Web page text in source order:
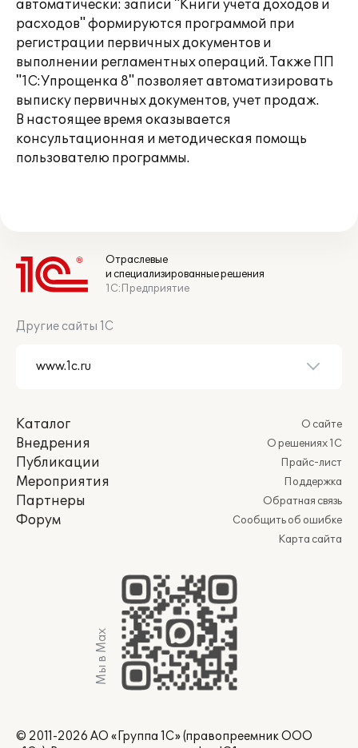
автоматически: записи "Книги учета доходов и
расходов" формируются программой при
регистрации первичных документов и
выполнении регламентных операций. Также ПП
"1С:Упрощенка 8" позволяет автоматизировать
выписку первичных документов, учет продаж.
В настоящее время оказывается
консультационная и методическая помощь
пользователю программы.
Отраслевые
и специализированные решения
1С:Предприятие
Другие сайты 1С
Каталог
Внедрения
Публикации
Мероприятия
Партнеры
Форум
О сайте
О решениях 1С
Прайс-лист
Поддержка
Обратная связь
Сообщить об ошибке
Карта сайта
Мы в Max
© 2011-2026 АО «Группа 1С» (правопреемник ООО